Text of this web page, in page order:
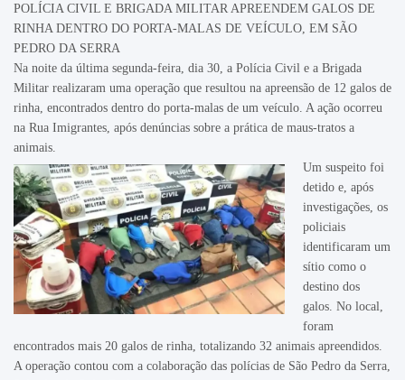
POLÍCIA CIVIL E BRIGADA MILITAR APREENDEM GALOS DE
RINHA DENTRO DO PORTA-MALAS DE VEÍCULO, EM SÃO
PEDRO DA SERRA
Na noite da última segunda-feira, dia 30, a Polícia Civil e a Brigada
Militar realizaram uma operação que resultou na apreensão de 12 galos de
rinha, encontrados dentro do porta-malas de um veículo. A ação ocorreu
na Rua Imigrantes, após denúncias sobre a prática de maus-tratos a
animais.
Um suspeito foi
detido e, após
investigações, os
policiais
identificaram um
sítio como o
destino dos
galos. No local,
foram
encontrados mais 20 galos de rinha, totalizando 32 animais apreendidos.
A operação contou com a colaboração das polícias de São Pedro da Serra,